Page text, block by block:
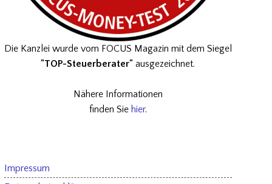
Die Kanzlei wurde vom FOCUS Magazin mit dem Siegel
"TOP-Steuerberater" ausgezeichnet.
Nähere Informationen
finden Sie hier.
Impressum